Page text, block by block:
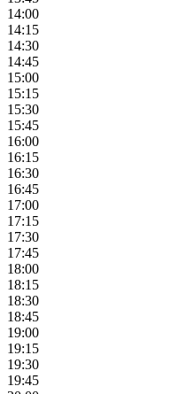
14:00
14:15
14:30
14:45
15:00
15:15
15:30
15:45
16:00
16:15
16:30
16:45
17:00
17:15
17:30
17:45
18:00
18:15
18:30
18:45
19:00
19:15
19:30
19:45